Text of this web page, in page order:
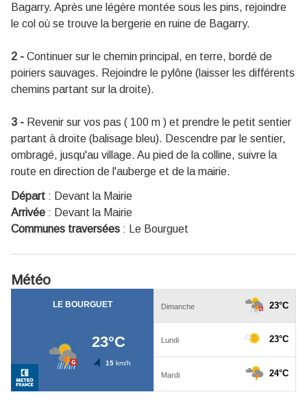
Bagarry. Après une légère montée sous les pins, rejoindre
le col où se trouve la bergerie en ruine de Bagarry.
2 - Continuer sur le chemin principal, en terre, bordé de
poiriers sauvages. Rejoindre le pylône (laisser les différents
chemins partant sur la droite).
3 - Revenir sur vos pas ( 100 m ) et prendre le petit sentier
partant à droite (balisage bleu). Descendre par le sentier,
ombragé, jusqu'au village. Au pied de la colline, suivre la
route en direction de l'auberge et de la mairie.
Départ : Devant la Mairie
Arrivée : Devant la Mairie
Communes traversées : Le Bourguet
Météo